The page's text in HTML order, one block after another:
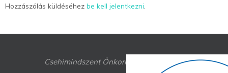
Hozzászólás küldéséhez be kell jelentkezni
Csehimindszent Önkormányzat © 2016